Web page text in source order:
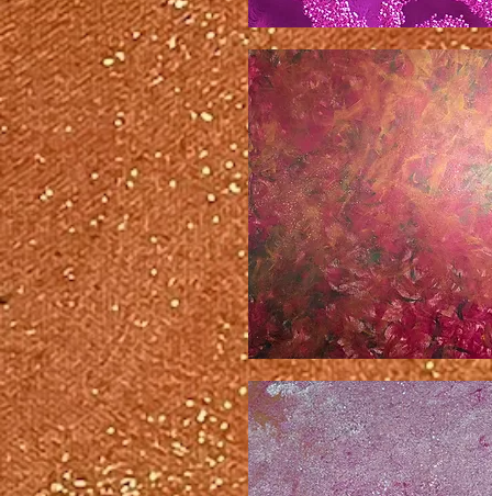
セ
ン
タ
ー
ス
テ
ー
ジ
い
た
ず
ら
な
い
た
ず
ら